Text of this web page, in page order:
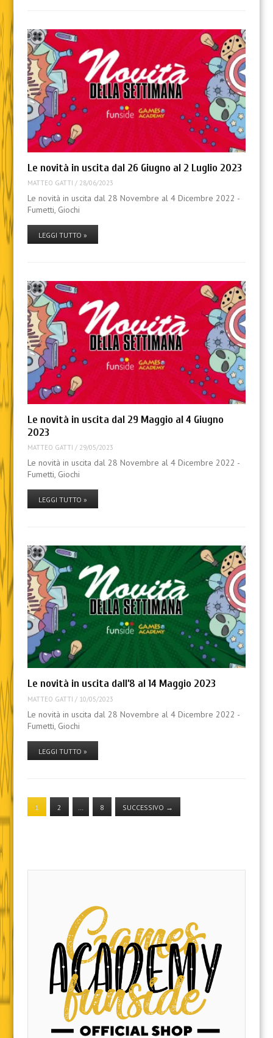
Le novità in uscita dal 26 Giugno al 2 Luglio 2023
MATTEO GATTI / 28/06/2023
Le novità in uscita dal 28 Novembre al 4 Dicembre 2022 -
Fumetti, Giochi
LEGGI TUTTO »
Le novità in uscita dal 29 Maggio al 4 Giugno
2023
MATTEO GATTI / 29/05/2023
Le novità in uscita dal 28 Novembre al 4 Dicembre 2022 -
Fumetti, Giochi
LEGGI TUTTO »
Le novità in uscita dall’8 al 14 Maggio 2023
MATTEO GATTI / 10/05/2023
Le novità in uscita dal 28 Novembre al 4 Dicembre 2022 -
Fumetti, Giochi
LEGGI TUTTO »
1 2 8 SUCCESSIVO →